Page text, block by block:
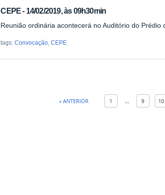
CEPE - 14/02/2019, às 09h30min
Reunião ordinária acontecerá no Auditório do Prédio
tags:Convocação ,CEPE
« ANTERIOR 1 9 10